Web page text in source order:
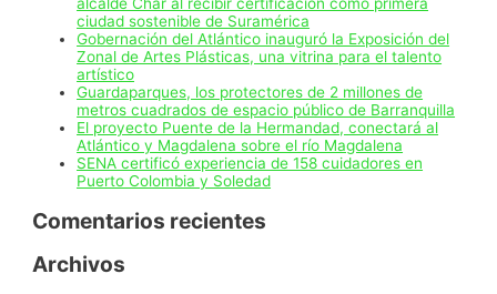
carreras
ciudad sostenible de Suramérica
Gobernación del Atlántico inauguró la Exposición del
Zonal de Artes Plásticas, una vitrina para el talento
artístico
Guardaparques, los protectores de 2 millones de
metros cuadrados de espacio público de Barranquilla
El proyecto Puente de la Hermandad, conectará al
Atlántico y Magdalena sobre el río Magdalena
SENA certificó experiencia de 158 cuidadores en
Puerto Colombia y Soledad
Comentarios recientes
Archivos